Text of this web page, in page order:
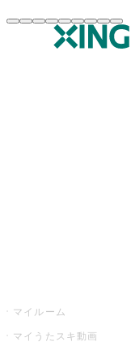
マイルーム
マイうたスキ動画